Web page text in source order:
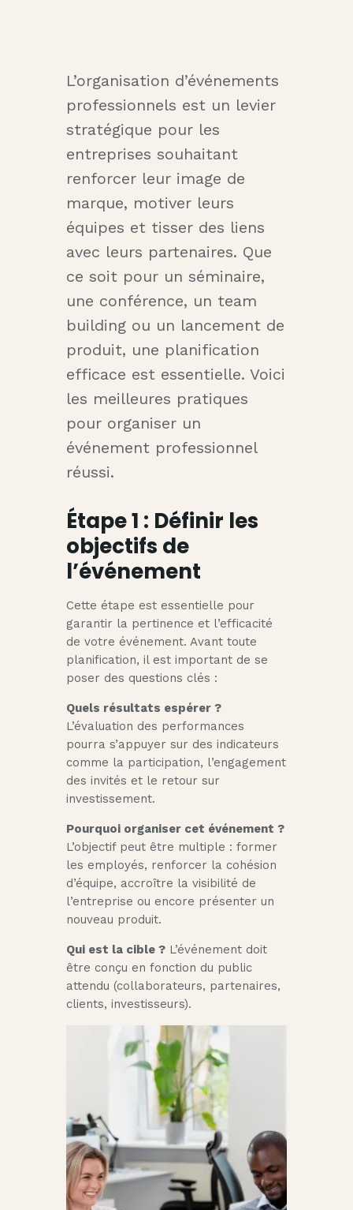
L’organisation d’événements
professionnels est un levier
stratégique pour les
entreprises souhaitant
renforcer leur image de
marque, motiver leurs
équipes et tisser des liens
avec leurs partenaires. Que
ce soit pour un séminaire,
une conférence, un team
building ou un lancement de
produit, une planification
efficace est essentielle. Voici
les meilleures pratiques
pour organiser un
événement professionnel
réussi.
Étape 1 : Définir les
objectifs de
l’événement
Cette étape est essentielle pour
garantir la pertinence et l’efficacité
de votre événement. Avant toute
planification, il est important de se
poser des questions clés :
Quels résultats espérer ?
L’évaluation des performances
pourra s’appuyer sur des indicateurs
comme la participation, l’engagement
des invités et le retour sur
investissement.
Pourquoi organiser cet événement ?
L’objectif peut être multiple : former
les employés, renforcer la cohésion
d’équipe, accroître la visibilité de
l’entreprise ou encore présenter un
nouveau produit.
Qui est la cible ? L’événement doit
être conçu en fonction du public
attendu (collaborateurs, partenaires,
clients, investisseurs).